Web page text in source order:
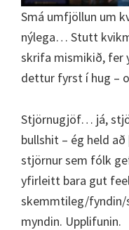
Smá umfjöllun um
nýlega… Stutt
skrifa mismikið, fer
dettur fyrst í hug –
Stjörnugjöf… já,
bullshit – ég held
stjörnur sem fólk
yfirleitt bara gut
skemmtileg/
myndin. Upplifunin.